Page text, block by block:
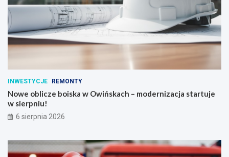
INWESTYCJE REMONTY
Nowe oblicze boiska w Owińskach – modernizacja startuje
w sierpniu!
6 sierpnia 2026